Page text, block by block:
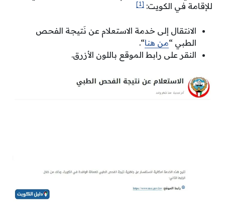
للإقامة في الكويت: [1]
الانتقال إلى خدمة الاستعلام عن نَتيجة الفحص
الطبي “من هنا“.
النقر على رابط الموقع باللون الأزرق.